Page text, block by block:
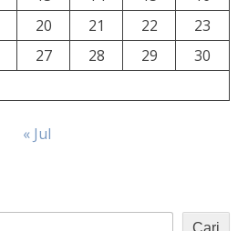
20 21 22
23
27 28 29
30
« Jul
Cari